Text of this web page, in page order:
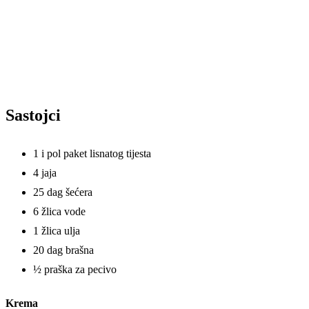
Sastojci
1 i pol paket lisnatog tijesta
4 jaja
25 dag šećera
6 žlica vode
1 žlica ulja
20 dag brašna
½ praška za pecivo
Krema